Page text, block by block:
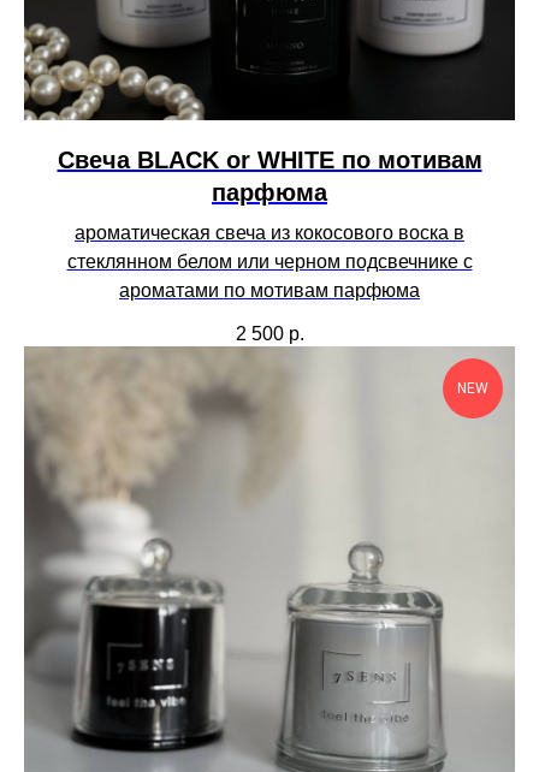
Свеча BLACK or WHITE по мотивам
парфюма
ароматическая свеча из кокосового воска в
стеклянном белом или черном подсвечнике с
ароматами по мотивам парфюма
2 500 р.
NEW